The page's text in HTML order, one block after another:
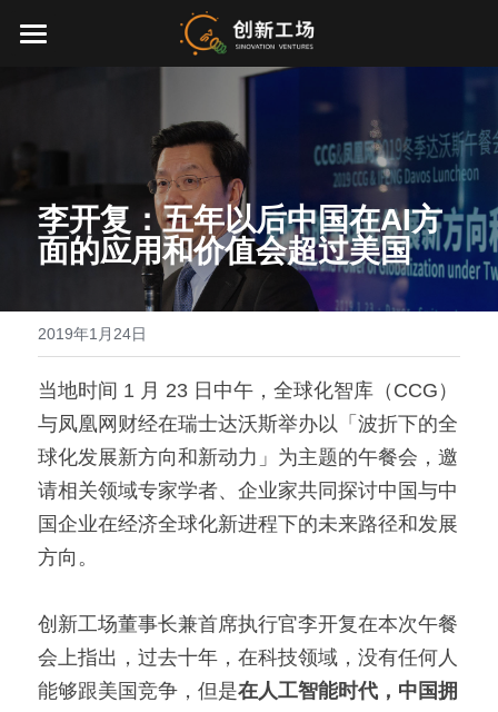
关于我们
团队介绍
创业服务
环境、社会与治理
联系我们
加入我们
EN
李开复：五年以后中国在AI方
面的应用和价值会超过美国
2019年1月24日
当地时间 1 月 23 日中午，全球化智库（CCG）
与凤凰网财经在瑞士达沃斯举办以「波折下的全
球化发展新方向和新动力」为主题的午餐会，邀
请相关领域专家学者、企业家共同探讨中国与中
国企业在经济全球化新进程下的未来路径和发展
方向。
创新工场董事长兼首席执行官李开复在本次午餐
会上指出，过去十年，在科技领域，没有任何人
能够跟美国竞争，但是在人工智能时代，中国拥